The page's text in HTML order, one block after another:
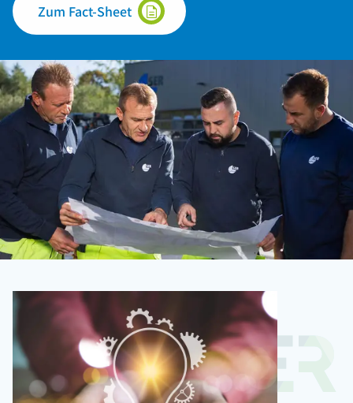
Zum Fact-Sheet